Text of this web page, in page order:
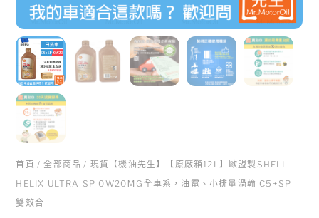
首頁 /全部商品 / 現貨【機油先生】【原廠箱12L】歐盟製SHELL
HELIX ULTRA SP 0W20ＭG全車系，油電、小排量渦輪 C5+SP
雙效合一